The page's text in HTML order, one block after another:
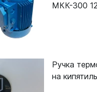
МКК-300
Ручка
на